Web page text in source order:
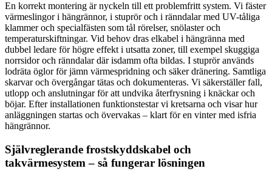
En korrekt montering är nyckeln till ett problemfritt system. Vi fäster
värmeslingor i hängrännor, i stuprör och i ränndalar med UV-tåliga
klammer och specialfästen som tål rörelser, snölaster och
temperaturskiftningar. Vid behov dras elkabel i hängränna med
dubbel ledare för högre effekt i utsatta zoner, till exempel skuggiga
norrsidor och ränndalar där isdamm ofta bildas. I stuprör används
lodräta öglor för jämn värmespridning och säker dränering. Samtliga
skarvar och övergångar tätas och dokumenteras. Vi säkerställer fall,
utlopp och anslutningar för att undvika återfrysning i knäckar och
böjar. Efter installationen funktionstestar vi kretsarna och visar hur
anläggningen startas och övervakas – klart för en vinter med isfria
hängrännor.
Självreglerande frostskyddskabel och
takvärmesystem – så fungerar lösningen